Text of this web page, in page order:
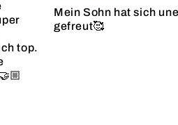
top.
Mein Sohn hat sich
gefreut🥰